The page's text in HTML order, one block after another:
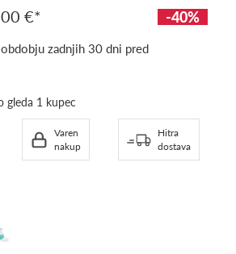
€ -40%
zadnjih 30 dni pred
gleda 1 kupec
Varen
nakup
Hitra
dostava